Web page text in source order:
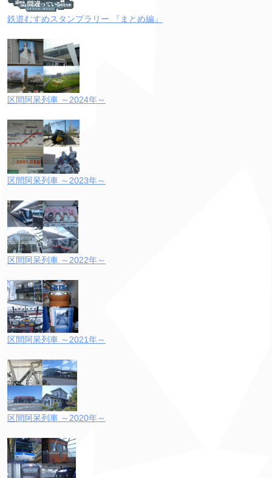
鉄道むすめスタンプラリー 『まとめ編』
区間阿呆列車 ～2024年～
区間阿呆列車 ～2023年～
区間阿呆列車 ～2022年～
区間阿呆列車 ～2021年～
区間阿呆列車 ～2020年～